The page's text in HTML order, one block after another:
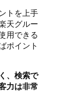
トを上手
天グルー
用できる
ポイント
、検索で
力は非常